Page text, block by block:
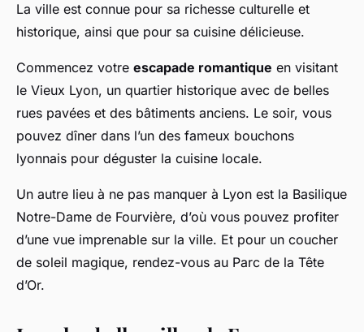
La ville est connue pour sa richesse culturelle et
historique, ainsi que pour sa cuisine délicieuse.
Commencez votre escapade romantique en visitant
le Vieux Lyon, un quartier historique avec de belles
rues pavées et des bâtiments anciens. Le soir, vous
pouvez dîner dans l’un des fameux bouchons
lyonnais pour déguster la cuisine locale.
Un autre lieu à ne pas manquer à Lyon est la Basilique
Notre-Dame de Fourvière, d’où vous pouvez profiter
d’une vue imprenable sur la ville. Et pour un coucher
de soleil magique, rendez-vous au Parc de la Tête
d’Or.